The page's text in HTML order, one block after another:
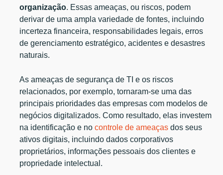
organização. Essas ameaças, ou riscos, podem
derivar de uma ampla variedade de fontes, incluindo
incerteza financeira, responsabilidades legais, erros
de gerenciamento estratégico, acidentes e desastres
naturais.
As ameaças de segurança de TI e os riscos
relacionados, por exemplo, tornaram-se uma das
principais prioridades das empresas com modelos de
negócios digitalizados. Como resultado, elas investem
na identificação e nocontrole de ameaças dos seus
ativos digitais, incluindo dados corporativos
proprietários, informações pessoais dos clientes e
propriedade intelectual.